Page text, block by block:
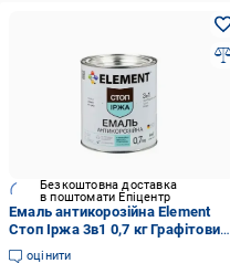
Безкоштовна доставка
в поштомати Епіцентр
Емаль антикорозійна Element
Стоп Іржа 3в1 0,7 кг Графітовий
глянсовий (2594906002)
оцінити